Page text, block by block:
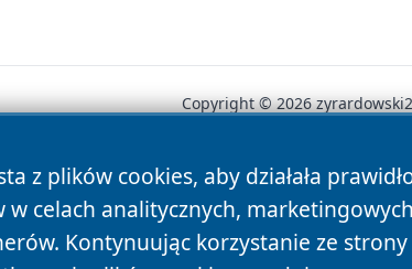
z plików cookies, aby działała
celach analitycznych,
Kontynuując korzystanie ze
Copyright © 2026
News Autorzy Polityka